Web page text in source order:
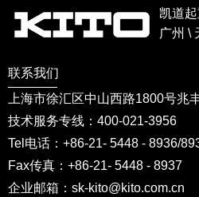
凯道
广州 \
联系我们
上海市徐汇区中山西路1800号兆
技术服务专线：400-021-3956
Tel电话：+86-21- 5448 - 8936/
Fax传真：+86-21- 5448 - 8937
企业邮箱：sk-kito@kito.com.cn